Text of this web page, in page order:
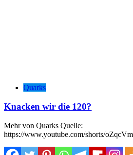
Quarks
Knacken wir die 120?
Mehr von Quarks Quelle:
https://www.youtube.com/shorts/